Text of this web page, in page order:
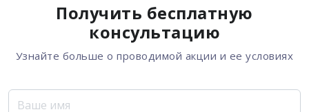
Получить бесплатную
консультацию
Узнайте больше о проводимой акции и ее условиях